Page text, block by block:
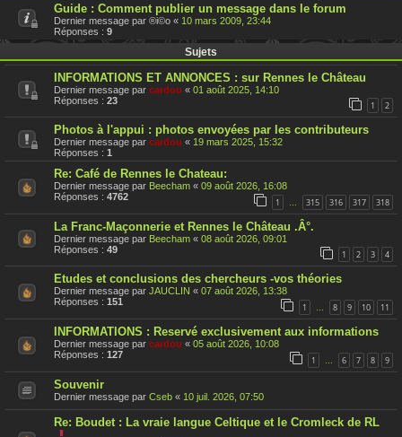
Guide : Comment publier un message dans le forum
Dernier message par ®i©o « 10 mars 2009, 23:44
Réponses : 9
Sujets
INFORMATIONS ET ANNONCES : sur Rennes le Château
Dernier message par cardou « 01 août 2025, 14:10
Réponses : 23 1 2
Photos à l'appui : photos envoyées par les contributeurs
Dernier message par cardou « 19 mars 2025, 15:32
Réponses : 1
Re: Café de Rennes le Chateau:
Dernier message par Beecham « 09 août 2026, 16:08
Réponses : 4762 1 315 316 317 318
La Franc-Maçonnerie et Rennes le Château .Â°.
Dernier message par Beecham « 08 août 2026, 09:01
Réponses : 49 1 2 3 4
Etudes et conclusions des chercheurs -vos théories
Dernier message par JAUCLIN « 07 août 2026, 13:38
Réponses : 151 1 … 8 9 10 11
INFORMATIONS : Reservé exclusivement aux informations
Dernier message par cardou « 05 août 2026, 10:08
Réponses : 127 1 6 7 8 9
Souvenir
Dernier message par Cseb « 10 juil. 2026, 07:50
Re: Boudet : La vraie langue Celtique et le Cromleck de RL